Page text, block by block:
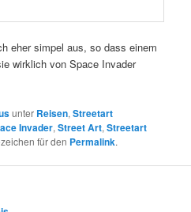
eher simpel aus, so dass einem
wirklich von Space Invader
unter Reisen,Streetart
Invader,Street Art,Streetart
für den Permalink.